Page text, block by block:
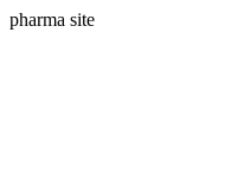
pharma site